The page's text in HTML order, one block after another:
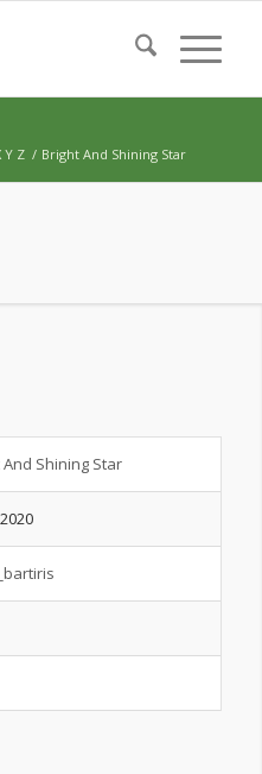
Y Z / Bright And Shining Star
Shining Star